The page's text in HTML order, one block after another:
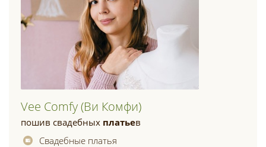
Vee Comfy (ви Комфи)
пошив свадебных платьев
Свадебные платья